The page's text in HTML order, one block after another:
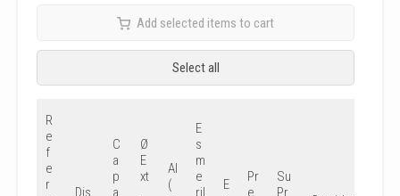
Add selected items to cart
Select all
R
e
f
e
r
Dis
C
a
p
a
Ø
E
xt
.
Al
(
E
s
m
e
ril
E
Pr
e
Su
Pr